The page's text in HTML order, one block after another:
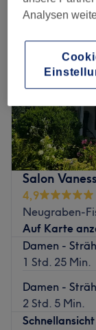
Salon
4,9
Neugraben-
Auf Karte
Damen -
1 Std. 25 Min.
Damen -
2 Std. 5 Min.
Analysen